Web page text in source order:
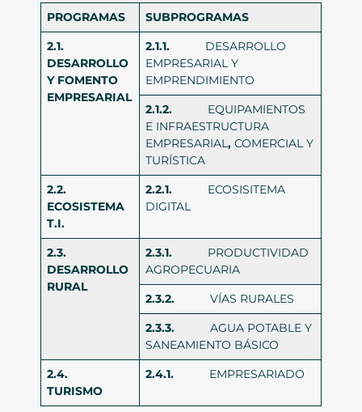
PROGRAMAS
SUBPROGRAMAS
2.1.
DESARROLLO
Y FOMENTO
EMPRESARIAL
2.1.1.
DESARROLLO
EMPRESARIAL Y
EMPRENDIMIENTO
2.1.2.
EQUIPAMIENTOS
E INFRAESTRUCTURA
EMPRESARIAL,COMERCIAL Y
TURÍSTICA
2.2.
ECOSISTEMA
T.I.
2.2.1.
ECOSISITEMA
DIGITAL
2.3.
DESARROLLO
RURAL
2.3.1.
PRODUCTIVIDAD
AGROPECUARIA
2.3.2.
VÍAS RURALES
2.3.3.
AGUA POTABLE Y
SANEAMIENTO BÁSICO
2.4.
TURISMO
2.4.1. EMPRESARIADO